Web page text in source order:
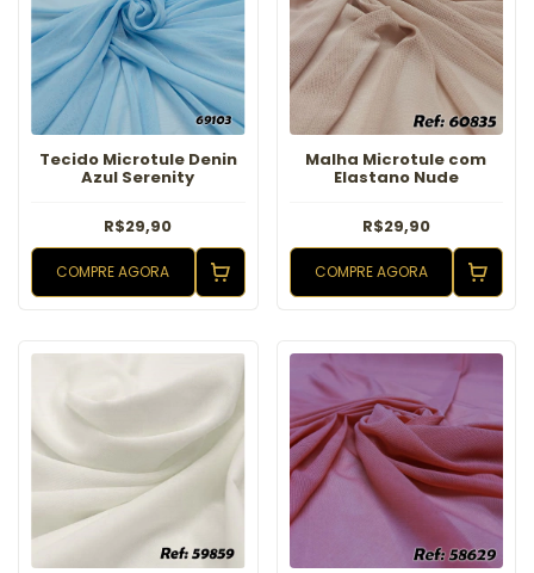
Tecido Microtule Denin
Azul Serenity
R$29,90
COMPRE AGORA
Malha Microtule com
Elastano Nude
R$29,90
COMPRE AGORA